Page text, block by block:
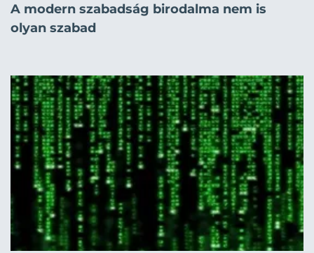
A modern szabadság birodalma nem is
olyan szabad